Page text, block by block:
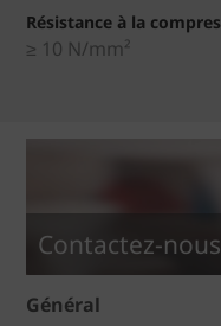
Résistance à la
≥ 10 N/mm²
Contactez-nous
Général